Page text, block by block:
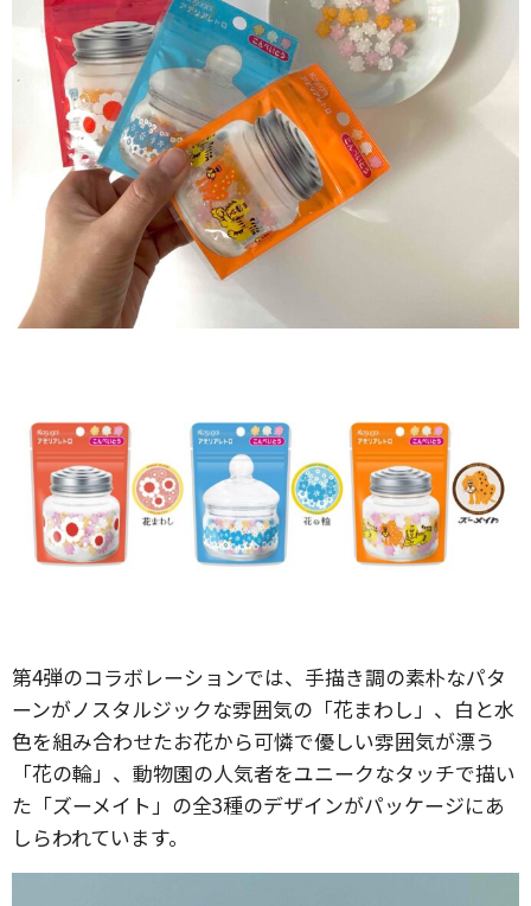
第4弾のコラボレーションでは、手描き調の素朴なパタ
ーンがノスタルジックな雰囲気の「花まわし」、白と水
色を組み合わせたお花から可憐で優しい雰囲気が漂う
「花の輪」、動物園の人気者をユニークなタッチで描い
た「ズーメイト」の全3種のデザインがパッケージにあ
しらわれています。